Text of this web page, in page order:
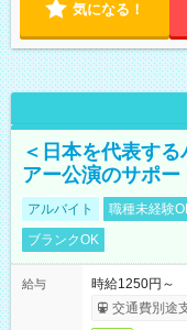
気になる！
＜日本を代表す
アー公演のサポ
アルバイト 職種未経験
ブランクOK
給与
時給1250円～
交通費別途